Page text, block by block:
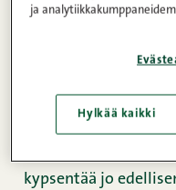
Pulled pork
kypsentää jo
ja
Hylkää kaikki